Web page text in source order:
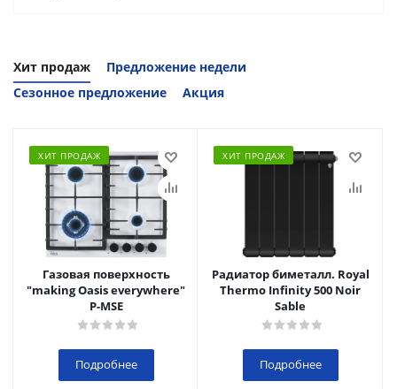
Хит продаж
Предложение недели
Сезонное предложение
Акция
ХИТ ПРОДАЖ
Газовая поверхность
"making Oasis everywhere"
P-MSE
Подробнее
ХИТ ПРОДАЖ
Радиатор биметалл. Royal
Thermo Infinity 500 Noir
Sable
Подробнее